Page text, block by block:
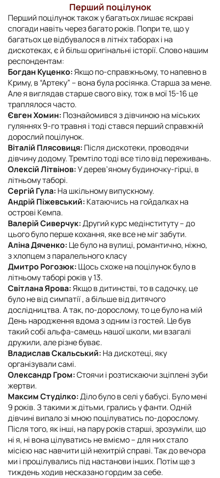
Перший поцілунок
Перший поцілунок також у багатьох лишає яскраві
спогади навіть через багато років. Попри те, що у
багатьох це відбувалося в літніх таборах і на
дискотеках, є й більш оригінальні історії. Слово нашим
респондентам:
Богдан Куценко:Якщо по-справжньому, то напевно в
Криму, в “Артеку” – вона була росіянка. Старша за мене.
Але я виглядав старше свого віку, тож в мої 15-16 це
траплялося часто.
Євген Хомин: Познайомився з дівчиною на міських
гуляннях 9-го травня і тоді стався перший справжній
дорослий поцілунок.
Віталій Плясовиця: Після дискотеки, проводячи
дівчину додому. Тремтіло тоді все тіло від переживань.
Олексій Літвінов:У дерев’яному будиночку-гірці, в
літньому таборі.
Сергій Гула: На шкільному випускному.
Андрій Піжевський: Катаючись на гойдалках на
острові Кемпа.
Валерій Сиверчук:Другий курс медінституту – до
цього було перше кохання, яке все не міг забути.
Аліна Дяченко: Це було на вулиці, романтично, ніжно,
з хлопцем з паралельного класу
Дмитро Рогозюк: Щось схоже на поцілунок було в
літньому таборі років у 13.
Світлана Ярова:Якщо в дитинстві, то в садочку, це
було не від симпатії , а більше від дитячого
дослідництва. А так, по-дорослому, то це було на мій
День народження вдома з одним із гостей. Це був
такий собі альфа-самець нашої школи, ми взагалі
дружили, але різне буває.
Владислав Скальський: На дискотеці, яку
організували самі.
Олександр Гром:Стоячи і розтискаючи зціплені зуби
жертви.
Максим Студілко:Діло було в селі у бабусі. Було мені
9 років. З такими ж дітьми, грались у фанти. Одній
дівчині випало зі мною поцілуватись по-дорослому.
Після того, як інші, на пару років старші, зрозуміли, що
ні я, ні вона цілуватись не вміємо – для них стало
місією нас навчити цій нехитрій справі. Так до вечора
ми і процілувались під настанови інших. Потім ще з
тиждень ходив несказано гордим за себе.